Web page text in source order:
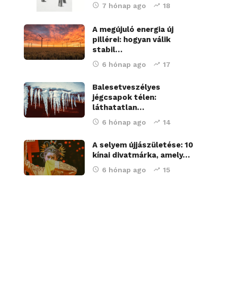
7 hónap ago 18
A megújuló energia új
pillérei: hogyan válik
stabil…
6 hónap ago 17
Balesetveszélyes
jégcsapok télen:
láthatatlan…
6 hónap ago 14
A selyem újjászületése: 10
kínai divatmárka, amely…
6 hónap ago 15